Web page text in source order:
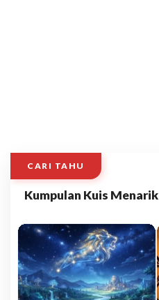
CARI TAHU
Kumpulan Kuis Menarik